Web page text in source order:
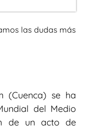
las dudas más
(Cuenca) se ha
del Medio
de un acto de